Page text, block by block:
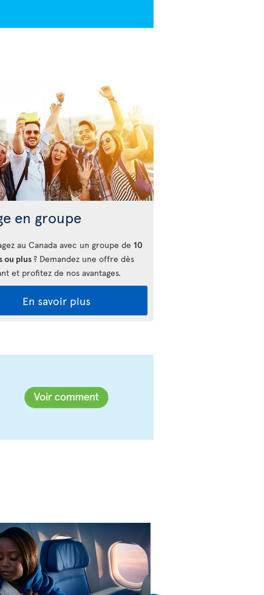
en groupe
au Canada avec un groupe de 10
ou plus ? Demandez une offre dès
et profitez de nos avantages.
En savoir plus